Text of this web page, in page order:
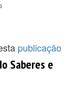
publicação
Saberes e